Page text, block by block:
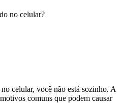
no celular?
celular, você não está sozinho. A
comuns que podem causar